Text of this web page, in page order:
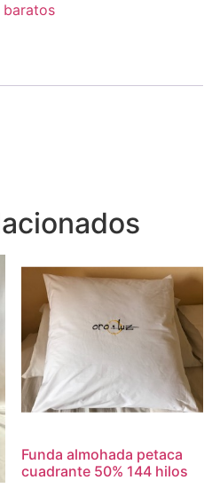
Funda almohada petaca
cuadrante 50% 144 hilos